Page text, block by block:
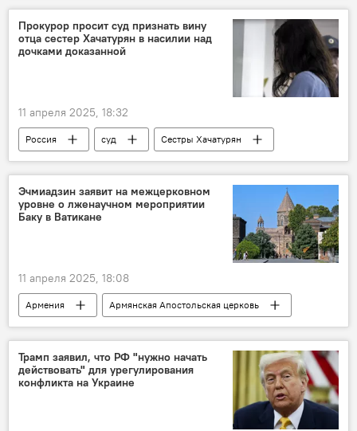
Прокурор просит суд признать вину
отца сестер Хачатурян в насилии над
дочками доказанной
11 апреля 2025, 18:32
Россия суд Сестры Хачатурян
Эчмиадзин заявит на межцерковном
уровне о лженаучном мероприятии
Баку в Ватикане
11 апреля 2025, 18:08
Армения
Армянская Апостольская церковь
Политика
Новости Армения
Трамп заявил, что РФ "нужно начать
действовать" для урегулирования
конфликта на Украине